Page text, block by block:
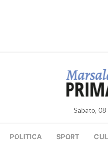
Sabato,
POLITICA SPORT